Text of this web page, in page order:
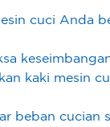
cuci Anda
kaki mesin
beban cucian